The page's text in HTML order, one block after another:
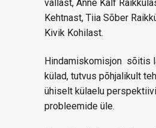
vallast, Anne Kalf
Kehtnast, Tiia Sõber
Kivik Kohilast.
Hindamiskomisjon sõitis
külad, tutvus põhjalikult
ühiselt külaelu
probleemide üle.